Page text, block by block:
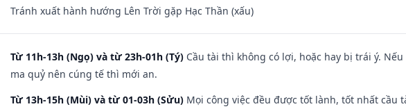
Tránh xuất hành hướng Lên Trời gặp Hạc Thần (xấu)
Từ 11h-13h (Ngọ) và từ 23h-01h (Tý) Cầu tài thì không có lợi, hoặc hay bị trái ý.
ma quỷ nên cúng tế thì mới an.
Từ 13h-15h (Mùi) và từ 01-03h (Sửu) Mọi công việc đều được tốt lành, tốt nhất cầu